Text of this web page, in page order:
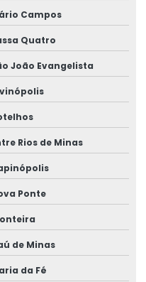
Campos
Quatro
João Evangelista
Rios de Minas
Ponte
de Minas
da Fé